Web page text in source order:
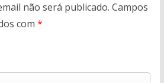
não será publicado. Campos
com *